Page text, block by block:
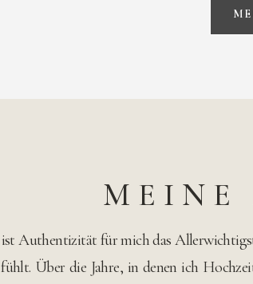
MEINE
Authentizität für mich das
Über die Jahre, in denen ich